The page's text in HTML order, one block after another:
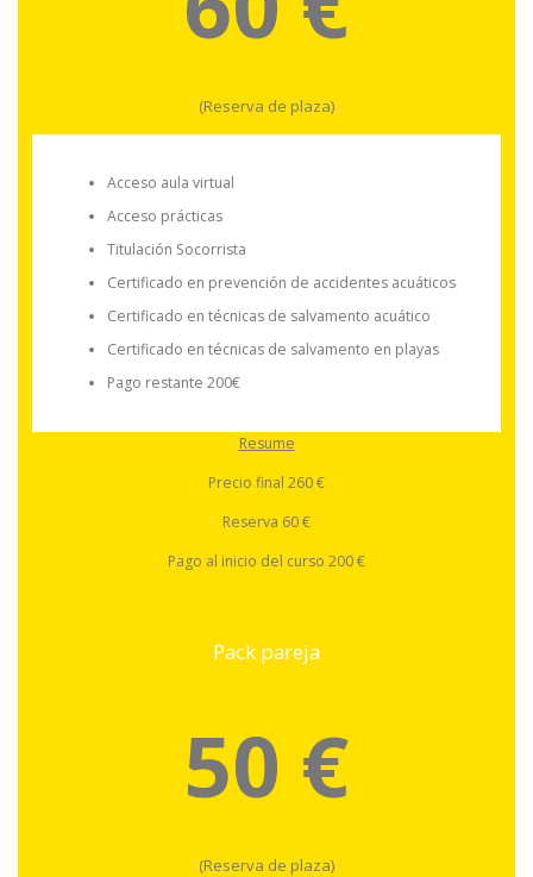
(Reserva de plaza)
Acceso aula virtual
Acceso prácticas
Titulación Socorrista
Certificado en prevención de accidentes acuáticos
Certificado en técnicas de salvamento acuático
Certificado en técnicas de salvamento en playas
Pago restante 200€
Resume
Precio final 260 €
Reserva 60 €
Pago al inicio del curso 200 €
Pack pareja
50 €
(Reserva de plaza)